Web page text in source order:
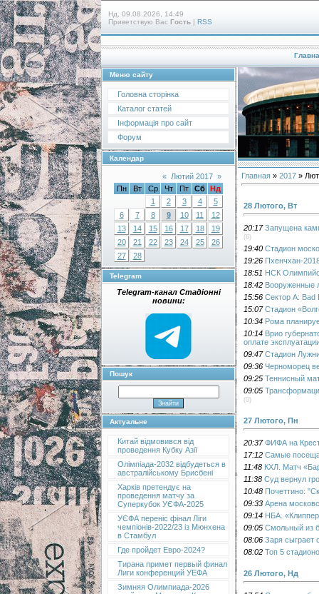
Нд, 09.08.2026, 14:49
Приветствую Вас Гость | RSS
Меню сайту
Головна сторінка
Каталог статей
Інформація про сайт
Форум
Календар
« Лютий 2017 »
Пн
Вт Ср Чт Пт Сб Нд
1
2 3 4
5
6
7 8 9 10 11
12
13
14 15 16 17 18
19
20
21 22 23 24 25
26
27
28
Telegram
Telegram-канал Стадіонні
новини:
Пошук
Актуальне
Китай відмовився від
проведення Кубку Азії
Олімпіада-2032 відбудеться в
австралійському Брисбені
Харків претендує на
проведення матчу за
Суперкубок УЄФА-2025
УЄФА переніс фінал Ліги
чемпіонів-2022/23 із Мюнхена
в Стамбул
Где пройдет Евро-2024?
Тирана примет первый финал
Лиги конференций УЕФА
Зимняя Олимпиада-2026
Главная » 2017 »
28 Лютого, Вт
20:17 Запущена
(6)
19:40 Стадион
19:26 Пхенчхан-
18:51 НСК
18:42 Вооруженные
15:56 Сектор А:
15:07 Стадион
10:34 Рома
10:14 Врио
оплате
09:47 Стадион
09:36 Черноморец
09:25 Теннисный
09:05
(0)
27 Лютого, Пн
20:37 ФИФА на
17:12 Самые
11:48 КХЛ. Матч
11:38 Суд вернул
10:48 Почеттино:
09:33 Арена
09:14 НБА.
09:05 Смольный из
08:06 Заря сыграет
08:02 Топ 5
26 Лютого, Нд